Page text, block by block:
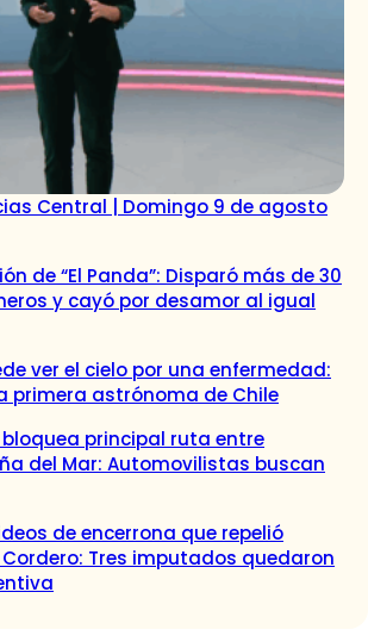
Central | Domingo 9 de agosto
de “El Panda”: Disparó más de 30
y cayó por desamor al igual
ver el cielo por una enfermedad:
primera astrónoma de Chile
bloquea principal ruta entre
del Mar: Automovilistas buscan
de encerrona que repelió
Tres imputados quedaron